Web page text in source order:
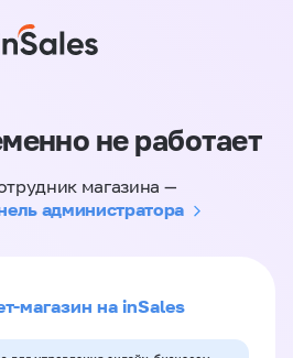
не работает
магазина —
администратора
магазин на inSales